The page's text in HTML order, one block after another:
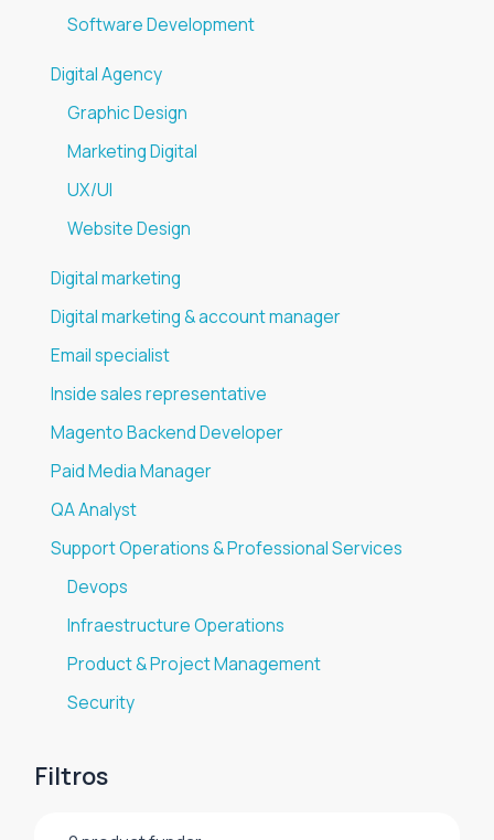
Software Development
Digital Agency
Graphic Design
Marketing Digital
UX/UI
Website Design
Digital marketing
Digital marketing & account manager
Email specialist
Inside sales representative
Magento Backend Developer
Paid Media Manager
QA Analyst
Support Operations & Professional Services
Devops
Infraestructure Operations
Product & Project Management
Security
Filtros